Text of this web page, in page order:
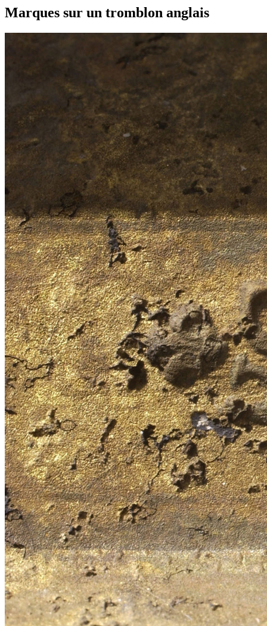
Marques sur un tromblon anglais